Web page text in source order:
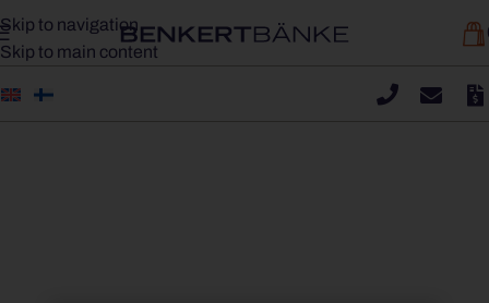
Skip to navigation
Skip to main content